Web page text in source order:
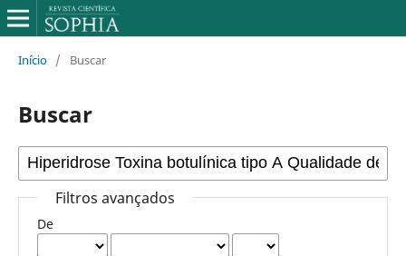
Início / Buscar
Buscar
Filtros avançados
De